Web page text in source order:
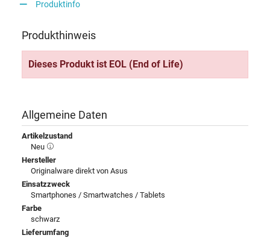
Produktinfo
Produkthinweis
Dieses Produkt ist EOL (End of Life)
Allgemeine Daten
Artikelzustand
Neu
Hersteller
Originalware direkt von Asus
Einsatzzweck
Smartphones / Smartwatches / Tablets
Farbe
schwarz
Lieferumfang